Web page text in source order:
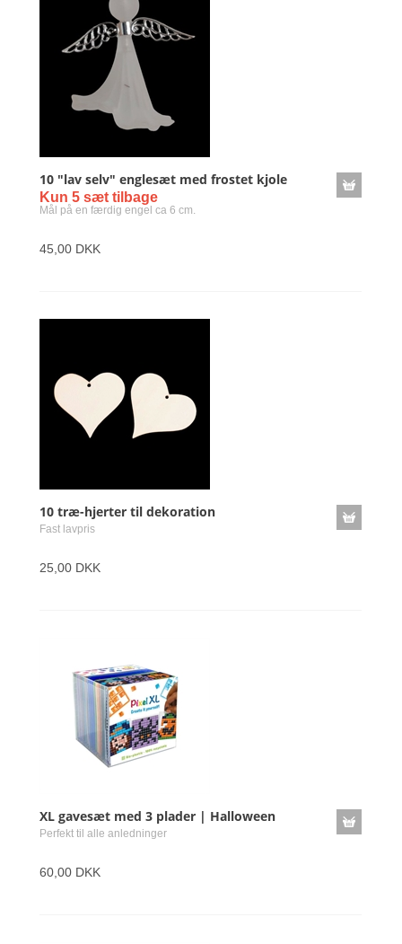
10 "lav selv" englesæt med frostet kjole
Kun 5 sæt tilbage
Mål på en færdig engel ca 6 cm.
45,00 DKK
10 træ-hjerter til dekoration
Fast lavpris
25,00 DKK
XL gavesæt med 3 plader | Halloween
Perfekt til alle anledninger
60,00 DKK